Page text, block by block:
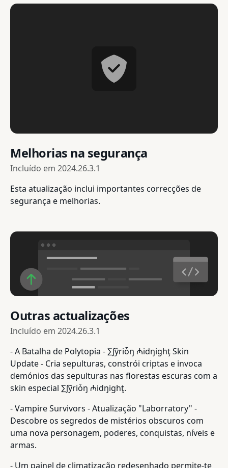
Melhorias na segurança
Incluído em 2024.26.3.1
Esta atualização inclui importantes correcções de
segurança e melhorias.
Outras actualizações
Incluído em 2024.26.3.1
- A Batalha de Polytopia - ∑∫ỹriȱŋ ₼idŋighţ Skin
Update - Cria sepulturas, constrói criptas e invoca
demónios das sepulturas nas florestas escuras com a
skin especial ∑∫ỹriȱŋ ₼idŋighţ.
- Vampire Survivors - Atualização "Laborratory" -
Descobre os segredos de mistérios obscuros com
uma nova personagem, poderes, conquistas, níveis e
armas.
- Um painel de climatização redesenhado permite-te